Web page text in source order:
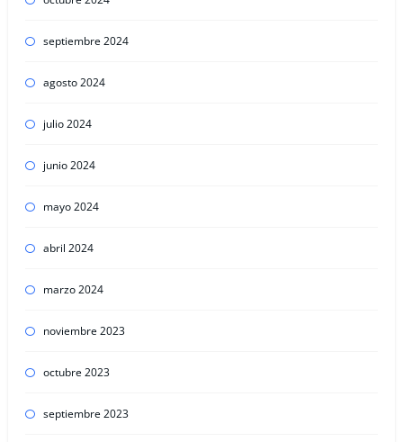
septiembre 2024
agosto 2024
julio 2024
junio 2024
mayo 2024
abril 2024
marzo 2024
noviembre 2023
octubre 2023
septiembre 2023